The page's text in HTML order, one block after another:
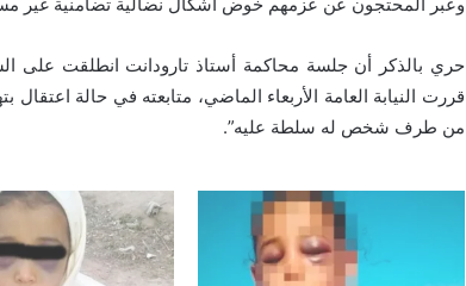
وعبر المحتجون عن عزمهم خوض أشكال نضالية تضامنية غير
حري بالذكر أن جلسة محاكمة أستاذ تارودانت انطلقت على
من طرف شخص له سلطة عليه”.